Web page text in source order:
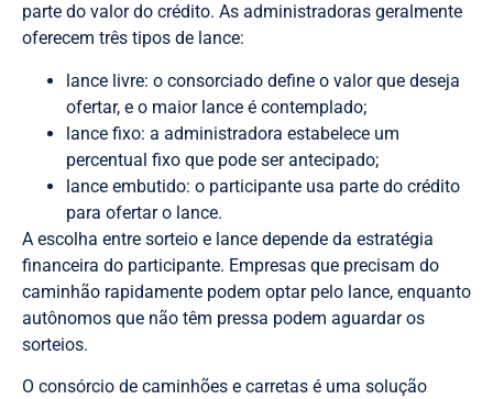
parte do valor do crédito. As administradoras geralmente
oferecem três tipos de lance:
lance livre: o consorciado define o valor que deseja
ofertar, e o maior lance é contemplado;
lance fixo: a administradora estabelece um
percentual fixo que pode ser antecipado;
lance embutido: o participante usa parte do crédito
para ofertar o lance.
A escolha entre sorteio e lance depende da estratégia
financeira do participante. Empresas que precisam do
caminhão rapidamente podem optar pelo lance, enquanto
autônomos que não têm pressa podem aguardar os
sorteios.
O consórcio de caminhões e carretas é uma solução